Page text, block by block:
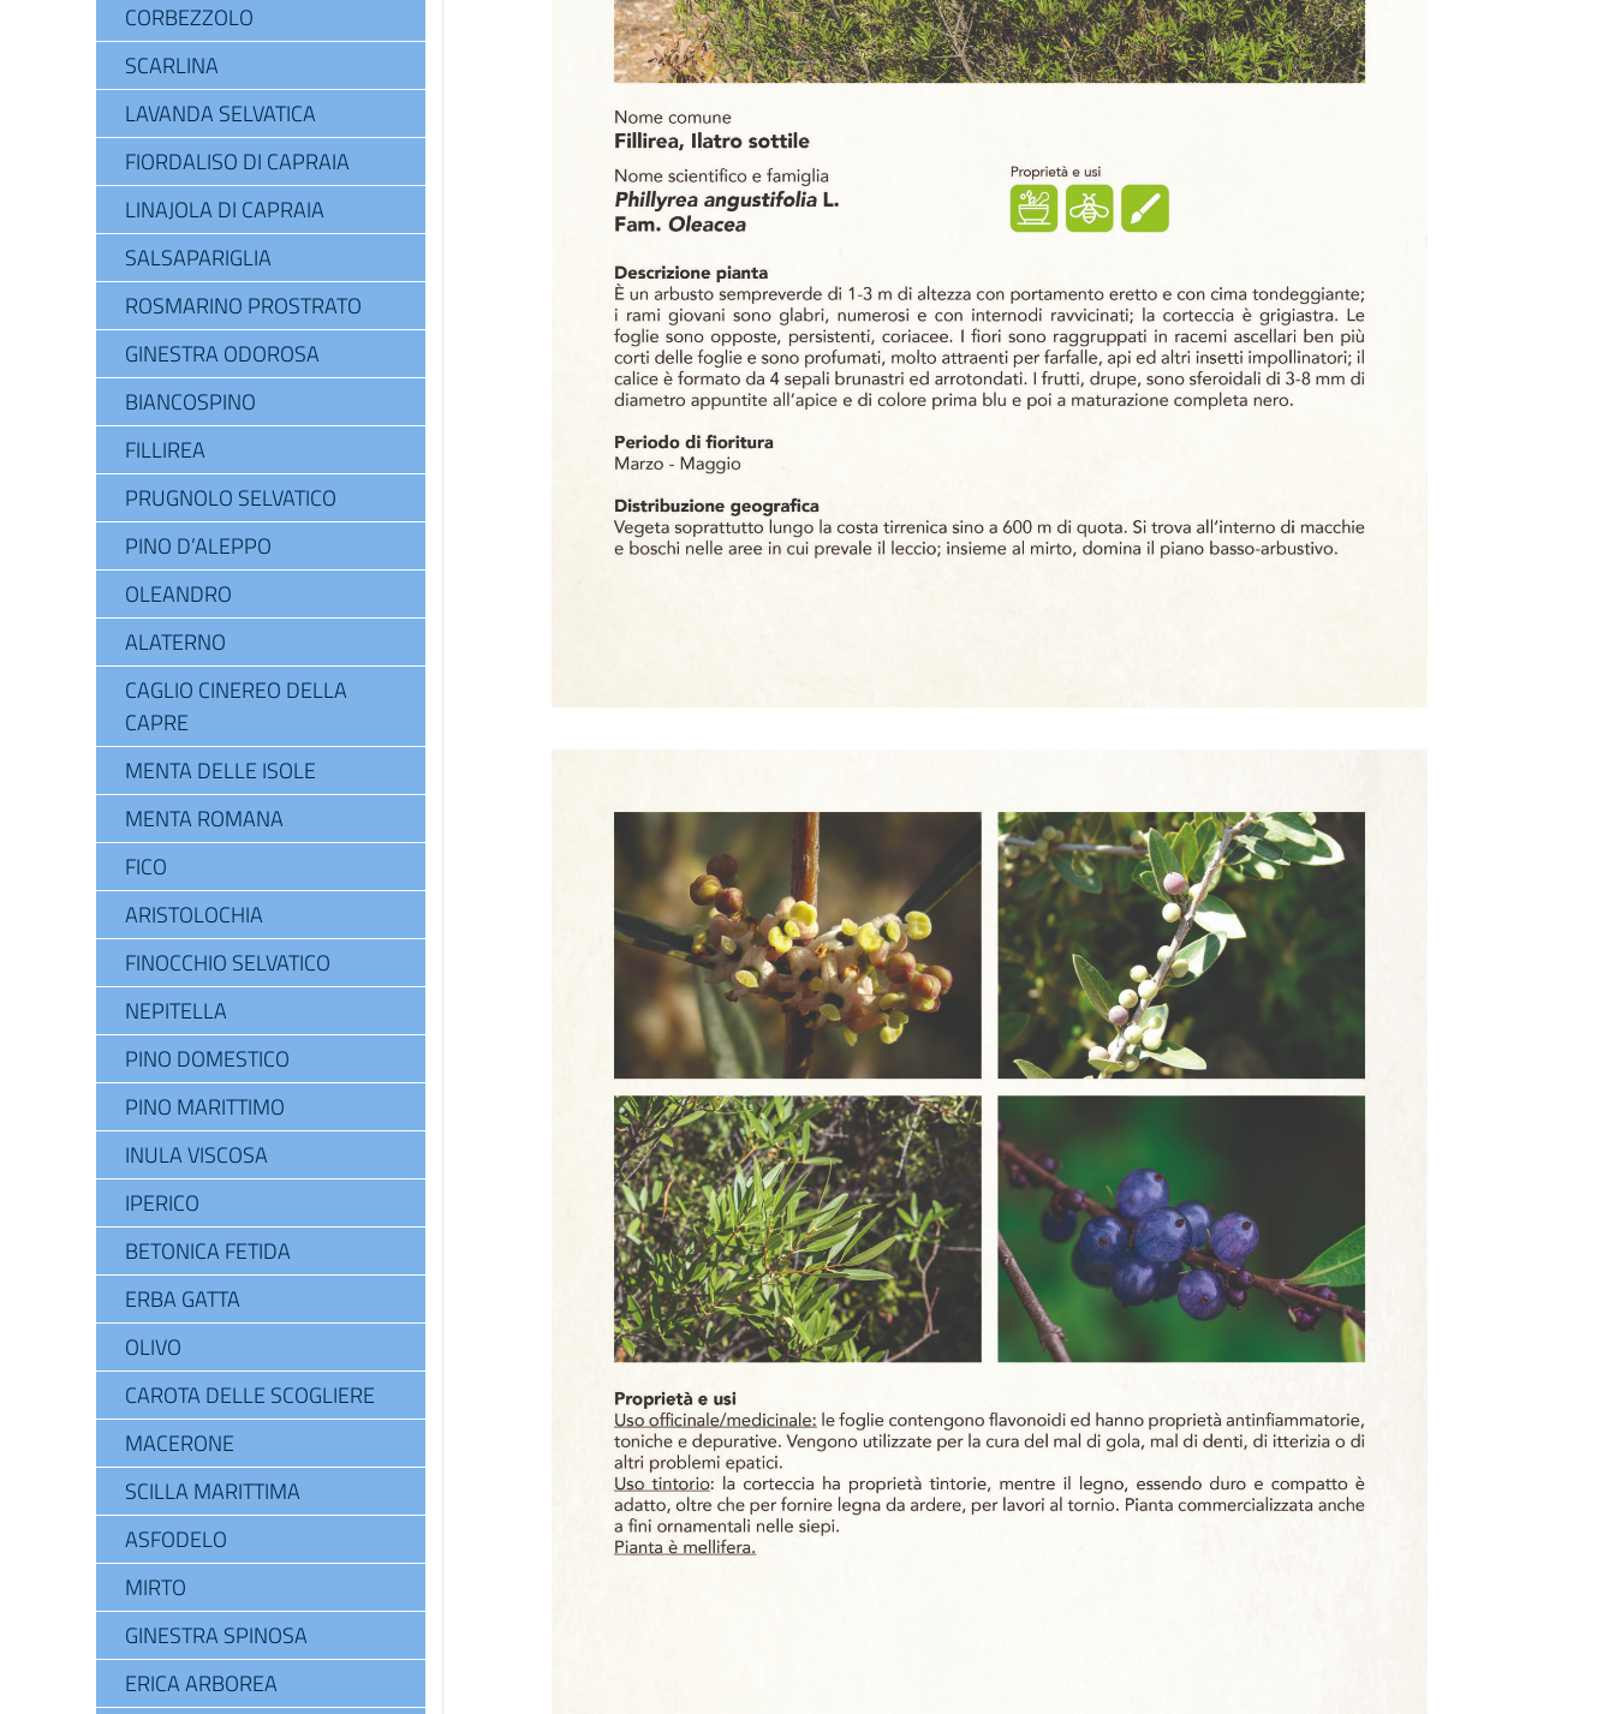
CORBEZZOLO
SCARLINA
LAVANDA SELVATICA
FIORDALISO DI CAPRAIA
LINAJOLA DI CAPRAIA
SALSAPARIGLIA
ROSMARINO PROSTRATO
GINESTRA ODOROSA
BIANCOSPINO
FILLIREA
PRUGNOLO SELVATICO
PINO D’ALEPPO
OLEANDRO
ALATERNO
CAGLIO CINEREO DELLA
CAPRE
MENTA DELLE ISOLE
MENTA ROMANA
FICO
ARISTOLOCHIA
FINOCCHIO SELVATICO
NEPITELLA
PINO DOMESTICO
PINO MARITTIMO
INULA VISCOSA
IPERICO
BETONICA FETIDA
ERBA GATTA
OLIVO
CAROTA DELLE SCOGLIERE
MACERONE
SCILLA MARITTIMA
ASFODELO
MIRTO
GINESTRA SPINOSA
ERICA ARBOREA